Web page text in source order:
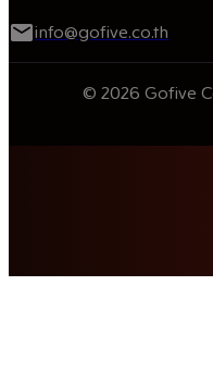
info@gofive.co.th
© 2026 Gofive